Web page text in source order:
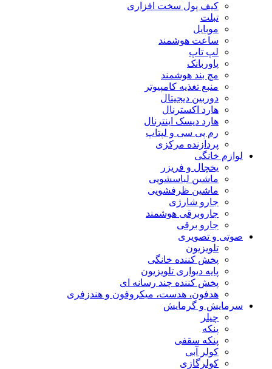
کیف پول سخت افزاری
تبلت
موبایل
ساعت هوشمند
لپ تاپ
پاوربانک
مچ بند هوشمند
منبع تغذیه کامپیوتر
دوربین دیجیتال
هارد اکسترنال
هارد دیسک اینترنال
رم پی سی و لپتاپ
پردازنده مرکزی
لوازم خانگی
یخچال و فریزر
ماشین لباسشویی
ماشین ظرفشویی
جارو شارژی
جاروبرقی هوشمند
جارو برقی
صوتی و تصویری
تلویزیون
پخش کننده خانگی
پایه دیواری تلویزیون
پخش کننده چند رسانه ای
هدفون، هدست، میکروفون و هندزفری
سرمایش و گرمایش
چیلر
پنکه
پنکه سقفی
کولر آبی
کولرگازی